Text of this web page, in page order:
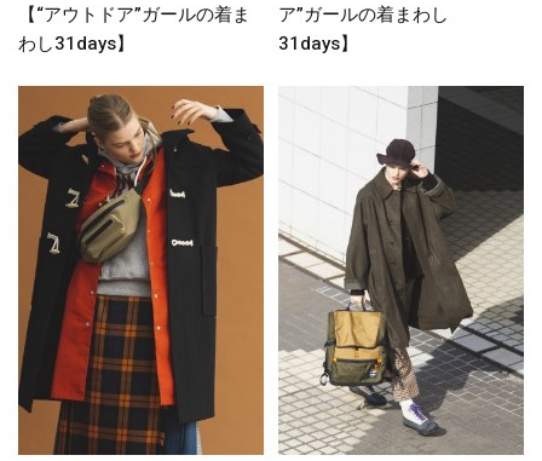
【“アウトドア”ガールの着ま
わし31days】
ア”ガールの着まわし
31days】